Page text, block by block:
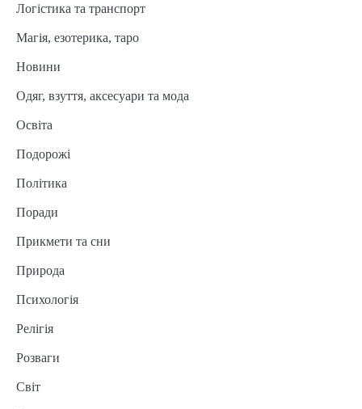
Логістика та транспорт
Магія, езотерика, таро
Новини
Одяг, взуття, аксесуари та мода
Освіта
Подорожі
Політика
Поради
Прикмети та сни
Природа
Психологія
Релігія
Розваги
Світ